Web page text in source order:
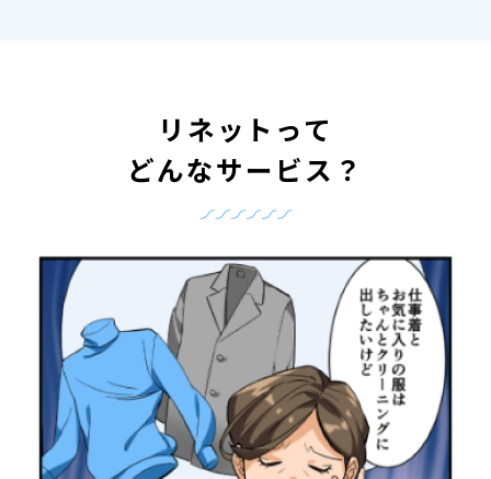
リネットって
どんなサービス？